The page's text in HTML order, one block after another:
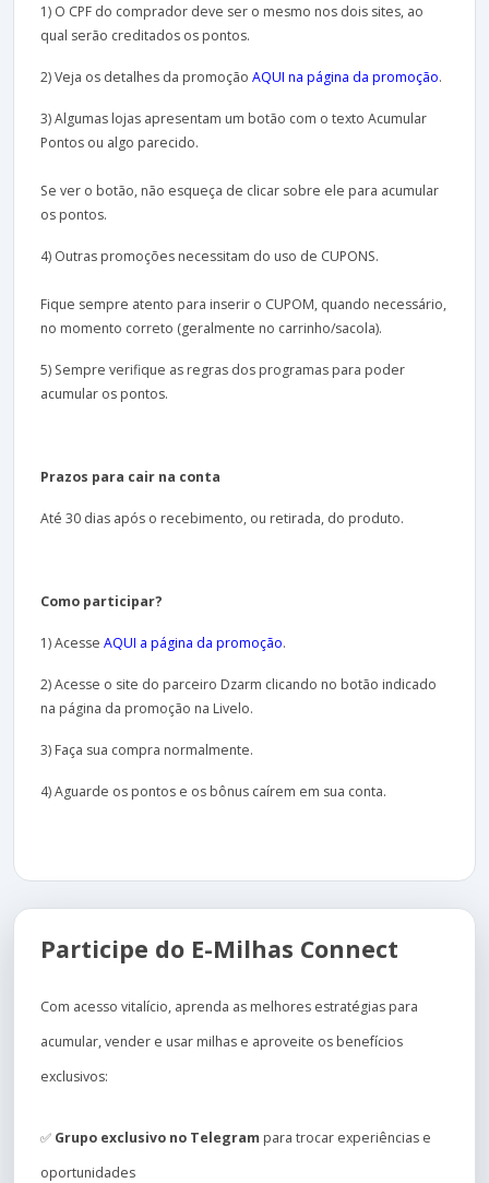
1) O CPF do comprador deve ser o mesmo nos dois sites, ao
qual serão creditados os pontos.
2) Veja os detalhes da promoção AQUI na página da promoção.
3) Algumas lojas apresentam um botão com o texto Acumular
Pontos ou algo parecido.
Se ver o botão, não esqueça de clicar sobre ele para acumular
os pontos.
4) Outras promoções necessitam do uso de CUPONS.
Fique sempre atento para inserir o CUPOM, quando necessário,
no momento correto (geralmente no carrinho/sacola).
5) Sempre verifique as regras dos programas para poder
acumular os pontos.
Prazos para cair na conta
Até 30 dias após o recebimento, ou retirada, do produto.
Como participar?
1) Acesse AQUI a página da promoção.
2) Acesse o site do parceiro Dzarm clicando no botão indicado
na página da promoção na Livelo.
3) Faça sua compra normalmente.
4) Aguarde os pontos e os bônus caírem em sua conta.
Participe do E-Milhas Connect
Com acesso vitalício, aprenda as melhores estratégias para
acumular, vender e usar milhas e aproveite os benefícios
exclusivos:
✅ Grupo exclusivo no Telegram para trocar experiências e
oportunidades